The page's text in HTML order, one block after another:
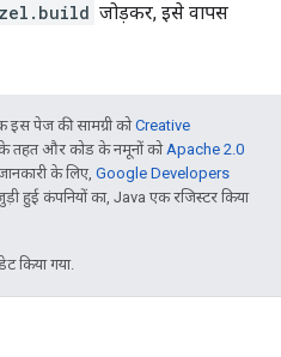
जोड़कर, इसे वापस
पेज की सामग्री कोCreative
तहत और कोड के नमूनों कोApache 2.0
के लिए, Google Developers
हुई कंपनियों का, Java एक रजिस्टर किया
किया गया.